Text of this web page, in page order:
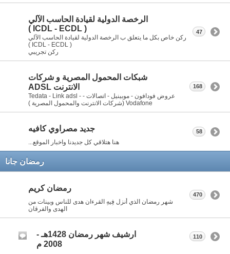
الرخصة الدولية لقيادة الحاسب الآلي
( ICDL - ECDL )
ركن خاص بكل ما يتعلق ب الرخصة الدولية لقيادة الحاسب الآلي
( ICDL - ECDL )
ركن تجريبي
47
شبكات المحمول المصرية و شركات
الانترنت ADSL
عروض فودافون - موبينيل - اتصالات - Tedata - Link adsl -
Vodafone (شركات الانترنت والمحمول المصرية )
168
جديد مصراوي كافيه
هنا هتلاقي كل جديدنا واخبار الموقع...
58
رمضان جانا
رمضان كريم
شهر رمضان الذي أنزل فِيهِ القرءان هدى للناس وبينات من
الهدى والفرقان
470
ارشيف شهر رمضان 1428هـ -
2008 م
110